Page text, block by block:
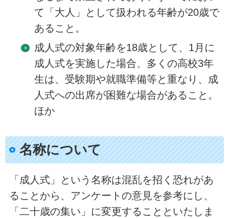
て「大人」として扱われる年齢が20歳で
あること。
成人式の対象年齢を18歳として、1月に
成人式を実施した場合、多くの高校3年
生は、受験期や就職準備等と重なり、成
人式への出席が困難な場合があること。
ほか
名称について
「成人式」という名称は混乱を招く恐れがあ
ることから、アンケートの意見を参考にし、
「二十歳の集い」に変更することといたしま